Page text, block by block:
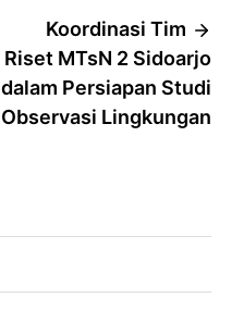
Koordinasi Tim
Riset MTsN 2 Sidoarjo
dalam Persiapan Studi
Observasi Lingkungan